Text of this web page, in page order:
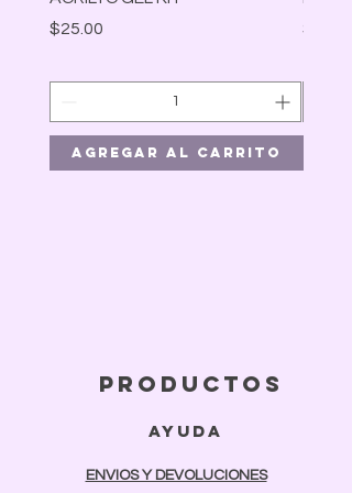
Precio
$25.00
Agregar al carrito
Precio
$30.00
productos
ayuda
ENVIOS Y DEVOLUCIONES